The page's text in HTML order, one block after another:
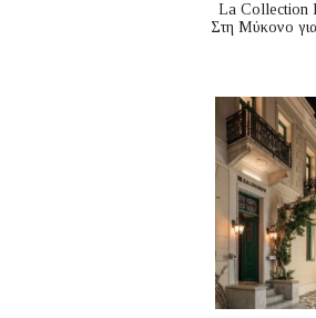
La Collection
Στη Μύκονο